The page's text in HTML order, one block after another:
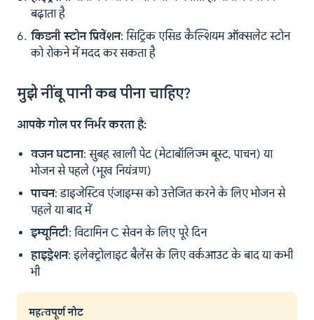
बढ़ाता है
किडनी स्टोन प्रिवेंशन: सिट्रिक एसिड कैल्शियम ऑक्सलेट स्टोन
को रोकने में मदद कर सकता है
मुझे नींबू पानी कब पीना चाहिए?
आपके गोल पर निर्भर करता है:
वजन घटाना: सुबह खाली पेट (मेटाबॉलिज्म बूस्ट, पाचन) या
भोजन से पहले (भूख नियंत्रण)
पाचन: डाइजेस्टिव एंजाइम्स को उत्तेजित करने के लिए भोजन से
पहले या बाद में
इम्यूनिटी: विटामिन C सेवन के लिए पूरे दिन
हाइड्रेशन: इलेक्ट्रोलाइट बैलेंस के लिए वर्कआउट के बाद या कभी
भी
महत्वपूर्ण नोट